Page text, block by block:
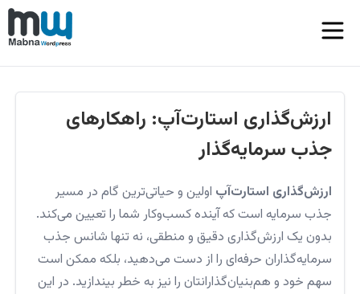
ارزش‌گذاری استارت‌آپ: راهکارهای
جذب سرمایه‌گذار
ارزش‌گذاری استارت‌آپ اولین و حیاتی‌ترین گام در مسیر
جذب سرمایه است که آینده کسب‌وکار شما را تعیین می‌کند.
بدون یک ارزش‌گذاری دقیق و منطقی، نه تنها شانس جذب
سرمایه‌گذاران حرفه‌ای را از دست می‌دهید، بلکه ممکن است
سهم خود و هم‌بنیان‌گذارانتان را نیز به خطر بیندازید. در این